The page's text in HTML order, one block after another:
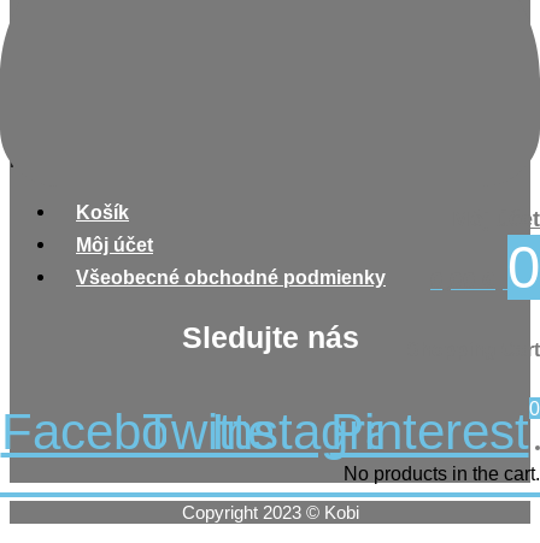
Môj účet
0
Shopping Cart
0
No products in the cart.
Menu
Košík
Môj účet
Všeobecné obchodné podmienky
Sledujte nás
Facebook
Twitter
Instagram
Pinterest
Copyright 2023 © Kobi